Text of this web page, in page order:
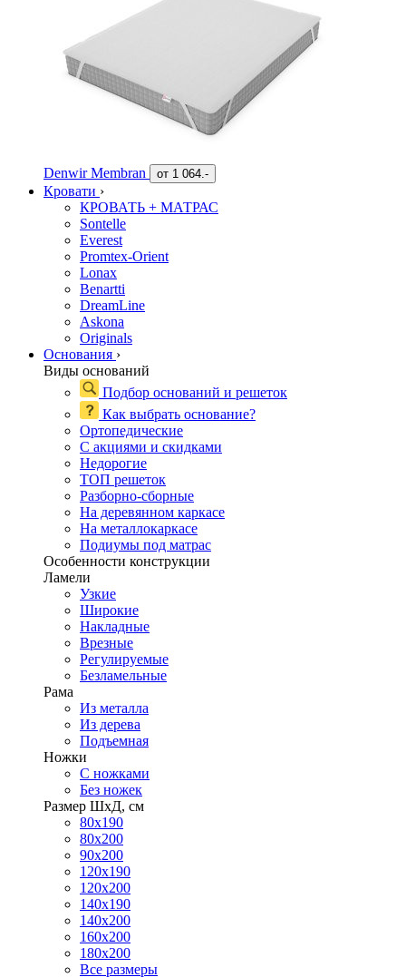
Denwir Membran от 1 064.-
Кровати ›
КРОВАТЬ + МАТРАС
Sontelle
Everest
Promtex-Orient
Lonax
Benartti
DreamLine
Askona
Originals
Основания ›
Виды оснований
Подбор оснований и решеток
Как выбрать основание?
Ортопедические
С акциями и скидками
Недорогие
ТОП решеток
Разборно-сборные
На деревянном каркасе
На металлокаркасе
Подиумы под матрас
Особенности конструкции
Ламели
Узкие
Широкие
Накладные
Врезные
Регулируемые
Безламельные
Рама
Из металла
Из дерева
Подъемная
Ножки
С ножками
Без ножек
Размер ШхД, см
80х190
80х200
90х200
120х190
120х200
140х190
140х200
160х200
180х200
Все размеры